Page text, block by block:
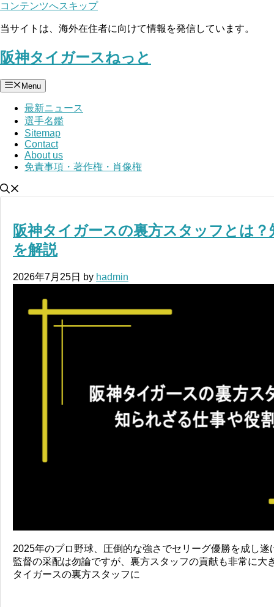
コンテンツへスキップ
当サイトは、海外在住者に向けて情報を発信しています。
阪神タイガースねっと
Menu
最新ニュース
選手名鑑
Sitemap
Contact
About us
免責事項・著作権・肖像権
阪神タイガースの裏方スタッフとは
を解説
2026年7月25日 by hadmin
2025年のプロ野球、圧倒的な強さでセリーグ優勝を成し
監督の采配は勿論ですが、裏方スタッフの貢献も非常に大
タイガースの裏方スタッフに